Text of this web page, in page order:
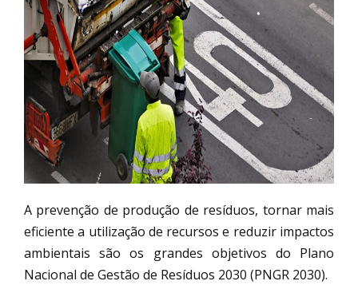
A prevenção de produção de resíduos, tornar mais
eficiente a utilização de recursos e reduzir impactos
ambientais são os grandes objetivos do Plano
Nacional de Gestão de Resíduos 2030 (PNGR 2030).